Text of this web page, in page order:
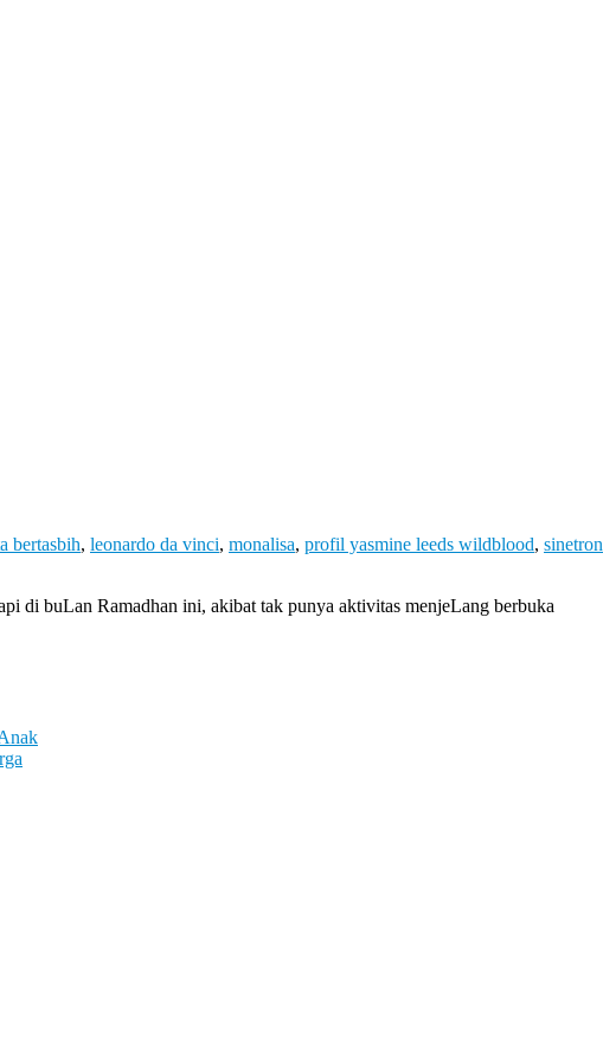
bertasbih, leonardo da vinci, monalisa, profil yasmine leeds wildblood, sinetron
di buLan Ramadhan ini, akibat tak punya aktivitas menjeLang berbuka